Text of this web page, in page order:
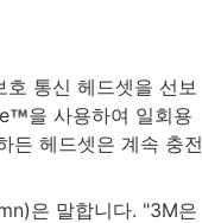
통신 헤드셋을 선보
을 사용하여 일회용
든 헤드셋은 계속 충전
은 말합니다. "3M은